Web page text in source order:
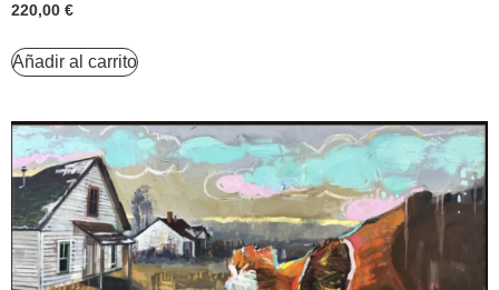
220,00 €
Añadir al carrito